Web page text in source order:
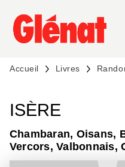
MENU
PIED DE PAGE
Accueil Livres
ISÈRE
Chambaran, Oisans,
Vercors, Valbonnais,